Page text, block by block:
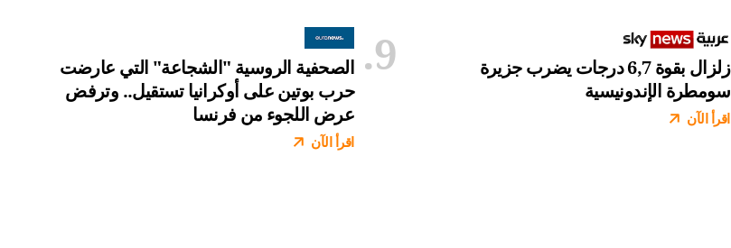
زلزال بقوة 6,7 درجات يضرب جزيرة
سومطرة الإندونيسية
اقرأ الآن
الصحفية الروسية "الشجاعة" التي عارضت
حرب بوتين على أوكرانيا تستقيل.. وترفض
عرض اللجوء من فرنسا
اقرأ الآن